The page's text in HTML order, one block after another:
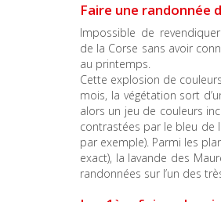
Faire une randonnée
Impossible de
de la Corse sans avoir
au printemps.
Cette explosion de
mois, la végétation sort
alors un jeu de couleurs
contrastées par le bleu de
par exemple). Parmi les
exact), la lavande des
randonnées sur l’un des